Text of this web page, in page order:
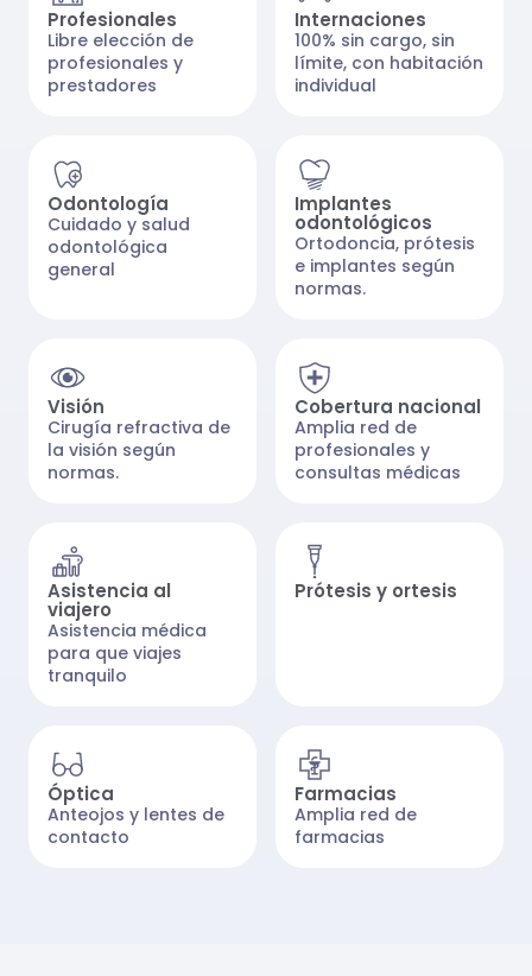
Profesionales
Libre elección de
profesionales y
prestadores
Internaciones
100% sin cargo, sin
límite, con habitación
individual
Odontología
Cuidado y salud
odontológica
general
Implantes
odontológicos
Ortodoncia, prótesis
e implantes según
normas.
Visión
Cirugía refractiva de
la visión según
normas.
Cobertura nacional
Amplia red de
profesionales y
consultas médicas
Asistencia al
viajero
Asistencia médica
para que viajes
tranquilo
Prótesis y ortesis
Óptica
Anteojos y lentes de
contacto
Farmacias
Amplia red de
farmacias